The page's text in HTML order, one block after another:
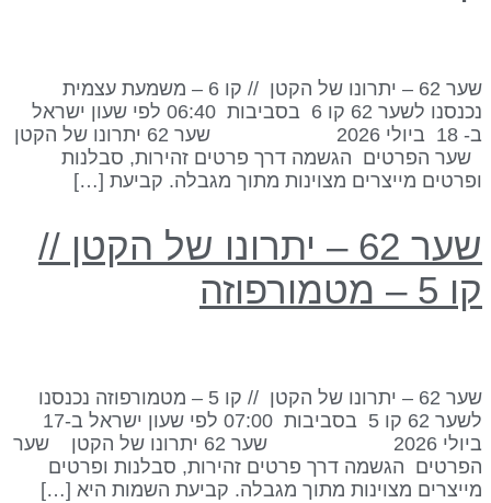
שער 62 – יתרונו של הקטן // קו 6 – משמעת עצמית
נכנסנו לשער 62 קו 6 בסביבות 06:40 לפי שעון ישראל
ב- 18 ביולי 2026 שער 62 יתרונו של הקטן
הפרטים הגשמה דרך פרטים זהירות, סבלנות
מייצרים מצוינות מתוך מגבלה. קביעת […]
שער 62 – יתרונו של הקטן //
מטמורפוזה
שער 62 – יתרונו של הקטן // קו 5 – מטמורפוזה נכנסנו
לשער 62 קו 5 בסביבות 07:00 לפי שעון ישראל ב-17
ביולי 2026 שער 62 יתרונו של הקטן שער
הגשמה דרך פרטים זהירות, סבלנות ופרטים
מצוינות מתוך מגבלה. קביעת השמות היא […]